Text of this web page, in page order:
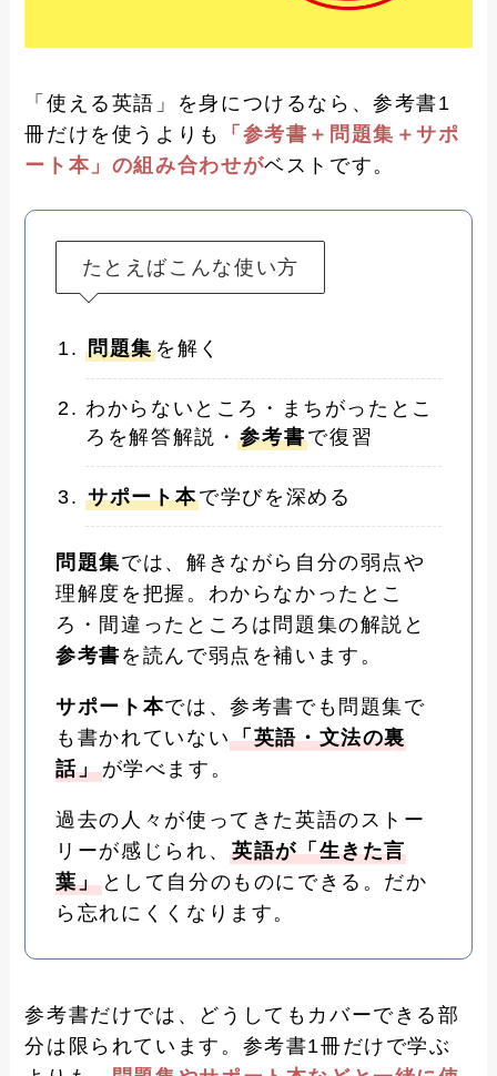
「使える英語」を身につけるなら、参考書1
冊だけを使うよりも
「参考書＋問題集＋サポ
ート本」の組み合わせがベストです。
たとえばこんな使い方
問題集を解く
わからないところ・まちがったとこ
ろを解答解説・参考書で復習
サポート本で学びを深める
問題集では、解きながら自分の弱点や
理解度を把握。わからなかったとこ
ろ・間違ったところは問題集の解説と
参考書 を読んで弱点を補います。
サポート本では、参考書でも問題集で
も書かれていない「英語・文法の裏
話」が学べます。
過去の人々が使ってきた英語のストー
リーが感じられ、英語が「生きた言
葉」として自分のものにできる。だか
ら忘れにくくなります。
参考書だけでは、どうしてもカバーできる部
分は限られています。参考書1冊だけで学ぶ